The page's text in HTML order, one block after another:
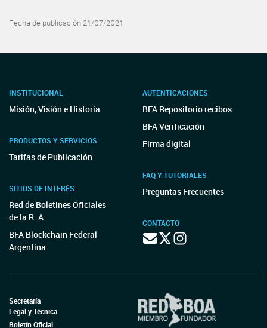
Fecha de publicación 21/07/2021
INSTITUCIONAL
Misión, Visión e Historia
PRODUCTOS Y SERVICIOS
Tarifas de Publicación
SITIOS DE INTERÉS
Red de Boletines Oficiales
de la R. A.
BFA Blockchain Federal
Argentina
AUTENTICACIONES
BFA Repositorio recibos
BFA Verificación
Firma digital
FAQ Y TUTORIALES
Preguntas Frecuentes
CONTACTO
Secretaría
Legal y Técnica
Boletín Oficial